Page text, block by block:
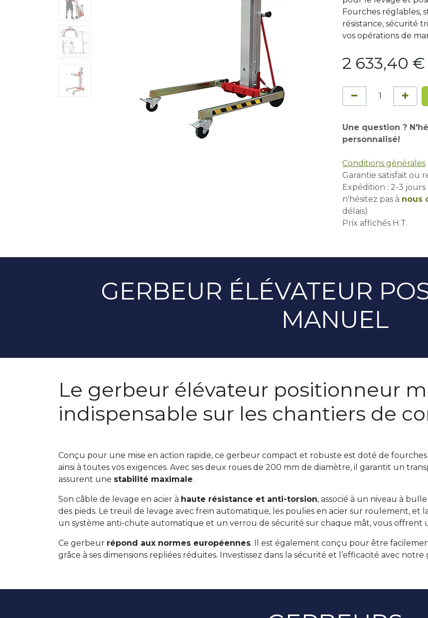
Fourches réglables,
résistance, sécurité
vos opérations de
2 633,40 €
Une question ?
personnalisé!
Conditions générales
Garantie satisfait ou
Expédition : 2-3
n'hésitez pas à nous
délais)
Prix affichés H.T.
GERBEUR ÉLÉVATEUR
MANUEL
Le gerbeur élévateur positionneur
indispensable sur les chantiers de
Conçu pour une mise en action rapide, ce gerbeur compact et robuste est doté de
ainsi à toutes vos exigences. Avec ses deux roues de 200 mm de diamètre, il garantit un
assurent une stabilité maximale.
Son câble de levage en acier à haute résistance et anti-torsion, associé à un niveau à
des pieds. Le treuil de levage avec frein automatique, les poulies en acier sur roulement,
un système anti-chute automatique et un verrou de sécurité sur chaque mât, vous offrent
Ce gerbeur répond aux normes européennes. Il est également conçu pour être
grâce à ses dimensions repliées réduites. Investissez dans la sécurité et l’efficacité avec